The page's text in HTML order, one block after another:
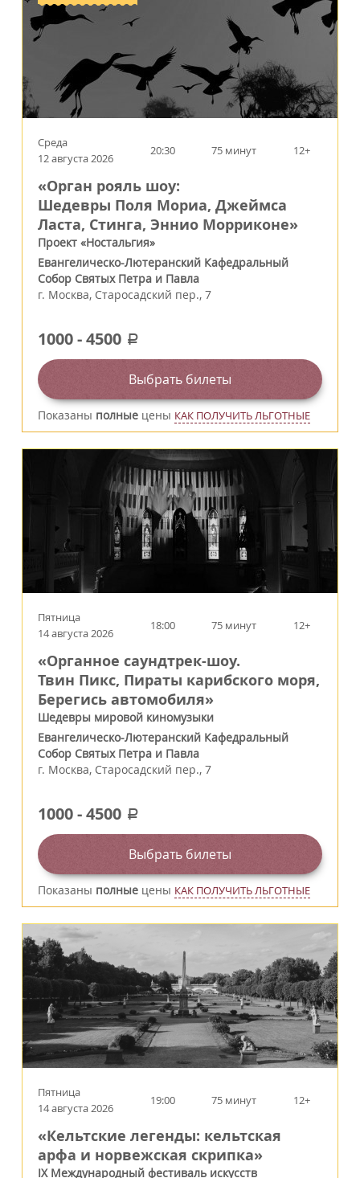
Среда
12 августа 2026
20:30 75 минут 12+
«Орган рояль шоу:
Шедевры Поля Мориа, Джеймса
Ласта, Стинга, Эннио Морриконе»
Проект «Ностальгия»
Евангелическо-Лютеранский Кафедральный
Собор Святых Петра и Павла
г. Москва, Старосадский пер., 7
1000-4500 a
Выбрать билеты
Показаны полные цены КАК ПОЛУЧИТЬ ЛЬГОТНЫЕ
Пятница
14 августа 2026
18:00 75 минут 12+
«Органное саундтрек-шоу.
Твин Пикс, Пираты карибского моря,
Берегись автомобиля»
Шедевры мировой киномузыки
Евангелическо-Лютеранский Кафедральный
Собор Святых Петра и Павла
г. Москва, Старосадский пер., 7
1000-4500 a
Выбрать билеты
Показаны полные цены КАК ПОЛУЧИТЬ ЛЬГОТНЫЕ
Пятница
14 августа 2026
19:00 75 минут 12+
«Кельтские легенды: кельтская
арфа и норвежская скрипка»
IX Международный фестиваль искусств